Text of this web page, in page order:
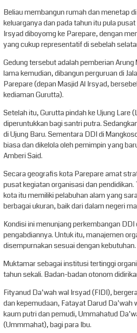
Beliau membangun rumah dan menetap
keluarganya dan pada tahun itu pula
Irsyad diboyomg ke Parepare, dengan
yang cukup representatif di sebelah
Gedung tersebut adalah pemberian
lama kemudian, dibangun perguruan di
Parepare (depan Masjid Al Irsyad,
kediaman Gurutta).
Setelah itu, Gurutta pindah ke Ujung Lare
diperuntukkan bagi santri putra.
di Ujung Baru. Sementara DDI di
biasa dan dikelola oleh pemimpin yang
Amberi Said.
Secara geografis kota Parepare amat
pusat kegiatan organisasi dan pendidikan.
kota itu memiliki pelabuhan alam yang
berbagai ukuran, baik dari dalam negeri
Kondisi ini menunjang perkembangan
pengabdiannya. Untuk itu, manajemen
disempurnakan sesuai dengan kebutuhan.
Muktamar sebagai institusi tertinggi
tahun sekali. Badan-badan otonom
Fityanud Da’wah wal Irsyad (FIDI),
dan kepemudaan, Fatayat Darud Da’wah
kaum putri dan pemudi, Ummahatud
(Ummmahat), bagi para Ibu.